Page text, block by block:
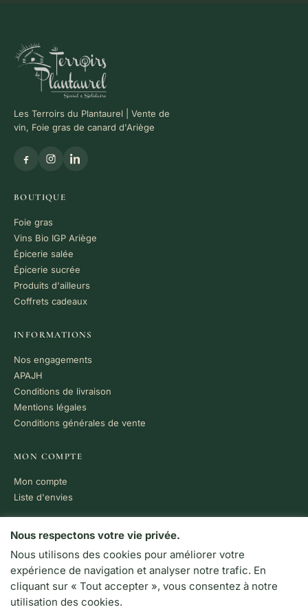
Les Terroirs du Plantaurel | Vente de
vin, Foie gras de canard d'Ariège
BOUTIQUE
Foie gras
Vins Bio IGP Ariège
Épicerie salée
Épicerie sucrée
Produits d'ailleurs
Coffrets cadeaux
INFORMATIONS
Nos engagements
APAJH
Conditions de livraison
Mentions légales
Conditions générales de vente
MON COMPTE
Mon compte
Liste d'envies
PAIEMENT 100% SÉCURISÉ
VISA MC CB
LIVRAISON RAPIDE
Colissimo · Chronopost
Nous respectons votre vie privée.
Nous utilisons des cookies pour améliorer votre
expérience de navigation et analyser notre trafic. En
cliquant sur « Tout accepter », vous consentez à notre
utilisation des cookies.